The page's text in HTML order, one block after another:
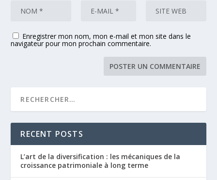
Enregistrer mon nom, mon e-mail et mon site dans le
navigateur pour mon prochain commentaire.
RECENT POSTS
L’art de la diversification : les mécaniques de la
croissance patrimoniale à long terme